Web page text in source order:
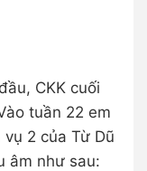
CKK cuối
tuần 22 em
2 của Từ Dũ
âm như sau: